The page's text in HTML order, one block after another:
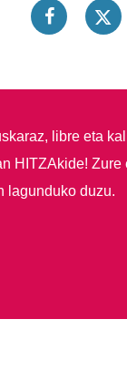
libre eta
HITZAkide! Zure
lagunduko duzu.